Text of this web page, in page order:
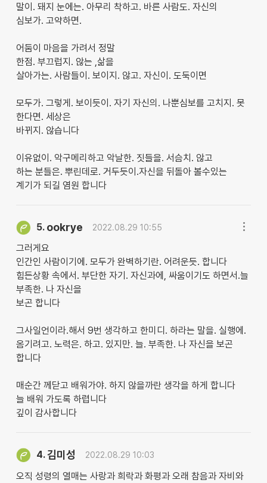
말이. 돼지 눈에는. 아무리 착하고. 바른 사람도. 자신의
심보가. 고약하면.
어둠이 마음을 가려서 정말
한점. 부끄럽지. 않는 ,삶을
살아가는. 사람들이. 보이지. 않고. 자신이. 도둑이면
모두가. 그렇게. 보이듯이. 자기 자신의. 나뿐심보를 고치지. 못
한다면. 세상은
바뀌지. 않습니다
이유없이. 악구메리하고 악날한. 짓들을. 서슴치. 않고
하는 분들은. 뿌린데로. 거두듯이.자신을 뒤돌아 볼수있는
계기가 되길 염원 합니다
5. ookrye 2022.08.29 10:55
그러게요
인간인 사람이기에. 모두가 완벽하기란. 어려운듯. 합니다
힘든상황 속에서. 부단한 자기. 자신과에, 싸움이기도 하면서.늘
부족한. 나 자신을
보곤 합니다
그사일언이라.해서 9번 생각하고 한미디. 하라는 말을. 실행에.
옴기려고. 노력은. 하고. 있지만. 늘. 부족한. 나 자신을 보곤
합니다
매순간 께닫고 배워가야. 하지 않을까란 생각을 하게 합니다
늘 배워 가도록 하렵니다
깊이 감사합니다
4.김미성 2022.08.29 10:03
오직 성령의 열매는 사랑과 희락과 화평과 오래 참음과 자비와